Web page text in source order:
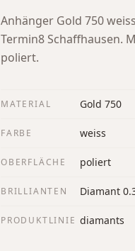
Anhänger Gold 750
Termin8 Schaffhausen.
poliert.
MATERIAL Gold 750
FARBE weiss
OBERFLÄCHE poliert
BRILLIANTEN Diamant
PRODUKTLINIE diamants